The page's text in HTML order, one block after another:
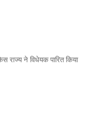
राज्य ने विधेयक पारित किया